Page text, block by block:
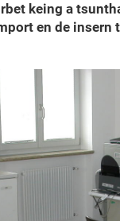
keing a
en de